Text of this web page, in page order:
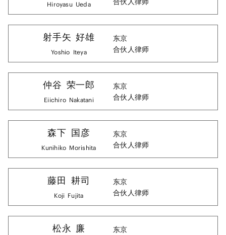
Hiroyasu Ueda
射手矢 好雄
Yoshio Iteya
东京
合伙人律师
仲谷 荣一郎
Eiichiro Nakatani
东京
合伙人律师
森下 国彦
Kunihiko Morishita
东京
合伙人律师
藤田 耕司
Koji Fujita
东京
合伙人律师
松永 廉
东京